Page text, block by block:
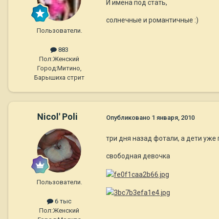
Пользователи.
883
Пол:Женский
Город:Митино,
Барышиха стрит
И имена под стать,
солнечные и романтичные :)
Nicol' Poli
Пользователи.
6 тыс
Пол:Женский
Опубликовано 1 января, 2010
три дня назад фотали, а дети уже
свободная девочка